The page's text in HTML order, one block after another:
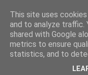
625
LA TELEVISIÓN
This site uses
and to analyze traffic.
shared with Google
metrics to ensure
statistics, and to